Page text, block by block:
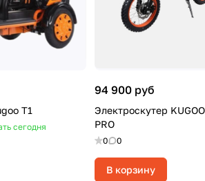
T1
сегодня
94 900 руб
Электроскутер
PRO
0 0
В корзину